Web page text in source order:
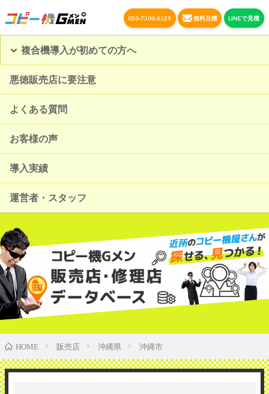
050-7300-2529 無料見積 LINEで見積
複合機導入が初めての方へ
悪徳販売店に要注意
よくある質問
お客様の声
導入実績
運営者・スタッフ
HOME 販売店 沖縄県 沖縄市